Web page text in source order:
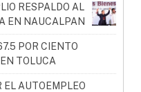
RESPALDO AL
EN NAUCALPAN
POR CIENTO
TOLUCA
EL AUTOEMPLEO